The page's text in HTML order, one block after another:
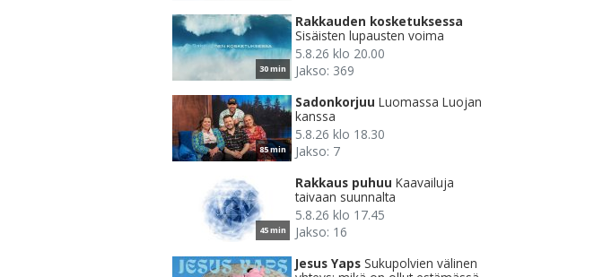
30 min
Rakkauden kosketuksessa
Sisäisten lupausten voima
5.8.26 klo 20.00
Jakso: 369
85 min
Sadonkorjuu Luomassa Luojan
kanssa
5.8.26 klo 18.30
Jakso: 7
45 min
Rakkaus puhuu Kaavailuja
taivaan suunnalta
5.8.26 klo 17.45
Jakso: 16
Jesus Yaps Sukupolvien välinen